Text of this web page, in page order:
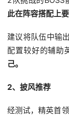
此在阵容搭配上
建议将队伍中输
配置较好的辅助
己。
2、披风推荐
经测试，精英首